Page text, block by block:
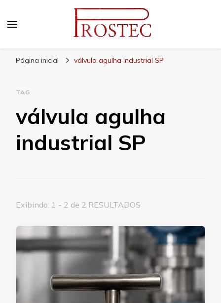
Página inicial válvula agulha industrial SP
TAG
válvula agulha
industrial SP
Exibindo: 1 - 2 de 2 RESULTADOS